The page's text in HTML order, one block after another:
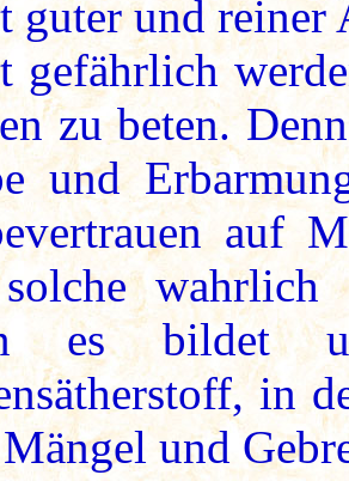
guter und reiner
gefährlich
zu beten.
und
auf
wahrlich
es bildet
in
und